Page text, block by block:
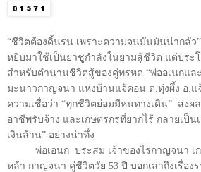
“ชีวิตต้องดิ้นรน เพราะความจนมันมันน่ากลัว
หยิบมาใช้เป็นยาชูกำลังในยามสู้ชีวิต แต่ประโ
สำหรับตำนานชีวิตสู้ของคู่ทรหด “พ่ออเนกแล
มะนาวกาญจนา แห่งบ้านแจ้คอน ต.ทุ่งผึ้ง อ.แ
ความเชื่อว่า “ทุกชีวิตย่อมมีหนทางเดิน” ส่งผ
อาชีพรับจ้าง และเกษตรกรที่ยากไร้ กลายเป็
เงินล้าน” อย่างน่าทึ่ง
พ่อเอนก ประสม เจ้าของไร่กาญจนา เก
หล้า กาญจนา คู่ชีวิตวัย 53 ปี บอกเล่าถึงเรื่อง